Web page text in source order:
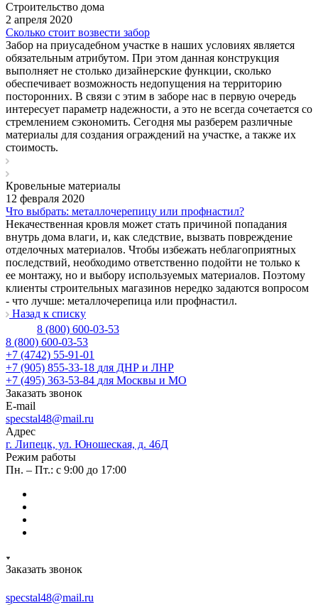
Строительство дома
2 апреля 2020
Сколько стоит возвести забор
Забор на приусадебном участке в наших условиях является
обязательным атрибутом. При этом данная конструкция
выполняет не столько дизайнерские функции, сколько
обеспечивает возможность недопущения на территорию
посторонних. В связи с этим в заборе нас в первую очередь
интересует параметр надежности, а это не всегда сочетается со
стремлением сэкономить. Сегодня мы разберем различные
материалы для создания ограждений на участке, а также их
стоимость.
Кровельные материалы
12 февраля 2020
Что выбрать: металлочерепицу или профнастил?
Некачественная кровля может стать причиной попадания
внутрь дома влаги, и, как следствие, вызвать повреждение
отделочных материалов. Чтобы избежать неблагоприятных
последствий, необходимо ответственно подойти не только к
ее монтажу, но и выбору используемых материалов. Поэтому
клиенты строительных магазинов нередко задаются вопросом
- что лучше: металлочерепица или профнастил.
Назад к списку
8 (800) 600-03-53
8 (800) 600-03-53
+7 (4742) 55-91-01
+7 (905) 855-33-18 для ДНР и ЛНР
+7 (495) 363-53-84 для Москвы и МО
Заказать звонок
E-mail
specstal48@mail.ru
Адрес
г. Липецк, ул. Юношеская, д. 46Д
Режим работы
Пн. – Пт.: с 9:00 до 17:00
Заказать звонок
specstal48@mail.ru